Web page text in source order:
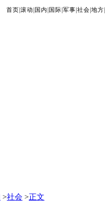
首页 滚动 国内 国际 军事 社会 地方
>社会 >正文